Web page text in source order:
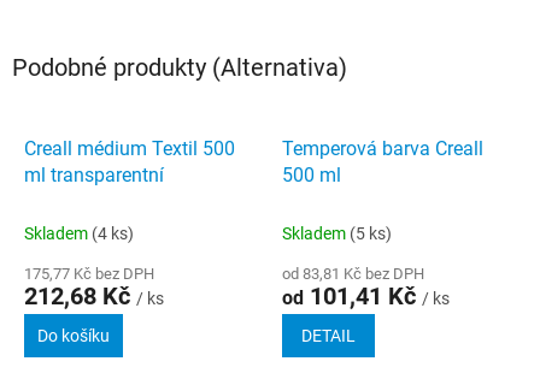
Podobné produkty (Alternativa)
Creall médium Textil 500
ml transparentní
Skladem (4 ks)
175,77 Kč bez DPH
212,68 Kč / ks
Do košíku
Temperová barva Creall
500 ml
Skladem (5 ks)
od 83,81 Kč bez DPH
od 101,41 Kč / ks
DETAIL